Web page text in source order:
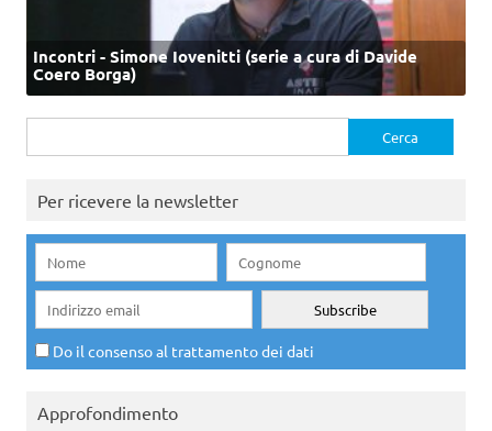
Incontri - Simone Iovenitti (serie a cura di Davide
Coero Borga)
per:
Per ricevere la newsletter
Do il consenso al trattamento dei dati
Approfondimento